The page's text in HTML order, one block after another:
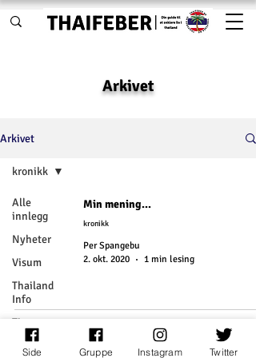
Arkivet
Arkivet
Alle
innlegg
Nyheter
Visum
Thailand
Info
Tips og
gode råd
kronikk
Min mening...
kronikk
Per Spangebu
2. okt. 2020
1 min lesing
Følg oss:
Side Gruppe Instagram Twitter